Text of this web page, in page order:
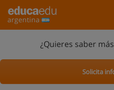
argentina
¿Quieres saber
Solicita